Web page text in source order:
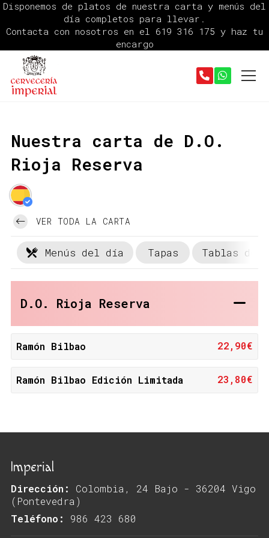
Disponemos de platos de nuestra carta y menús del
día completos para llevar.
Contacta con nosotros en el 619 316 175 y haz tu
encargo
Nuestra carta de D.O.
Rioja Reserva
VER TODA LA CARTA
Menús del día Tapas Tablas de
D.O. Rioja Reserva
Ramón Bilbao 22,90€
Ramón Bilbao Edición Limitada 23,80€
Imperial
Dirección:
Colombia, 24 Bajo - 36204 Vigo
(Pontevedra)
Teléfono:
986 423 680